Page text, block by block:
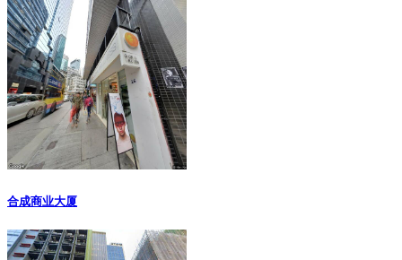
合成商业大厦